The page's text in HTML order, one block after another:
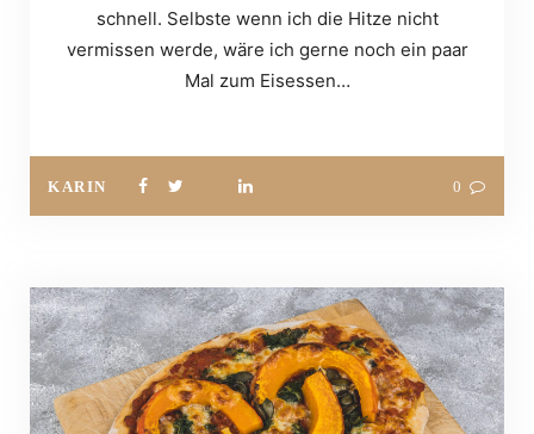
schnell. Selbste wenn ich die Hitze nicht
vermissen werde, wäre ich gerne noch ein paar
Mal zum Eisessen…
KARIN 0